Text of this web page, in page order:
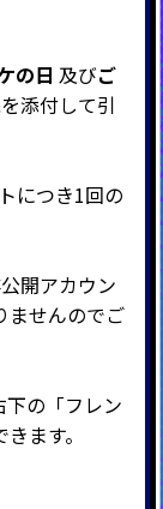
の日 及びご
を添付して引
につき1回の
開アカウン
ませんのでご
下の「フレン
ます。